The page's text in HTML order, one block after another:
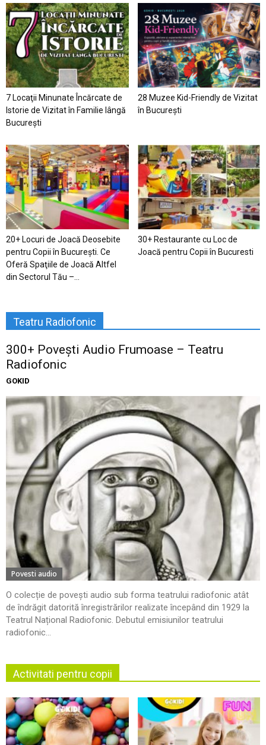
7 Locaţii Minunate Încărcate de
Istorie de Vizitat în Familie lângă
București
28 Muzee Kid-Friendly de Vizitat
în București
20+ Locuri de Joacă Deosebite
pentru Copii în Bucureşti. Ce
Oferă Spaţiile de Joacă Altfel
din Sectorul Tău –...
30+ Restaurante cu Loc de
Joacă pentru Copii în Bucuresti
Teatru Radiofonic
300+ Povești Audio Frumoase – Teatru
Radiofonic
GOKID
Povesti audio
O colecție de povești audio sub forma teatrului radiofonic atât
de îndrăgit datorită înregistrărilor realizate începând din 1929 la
Teatrul Național Radiofonic. Debutul emisiunilor teatrului
radiofonic...
Activitati pentru copii